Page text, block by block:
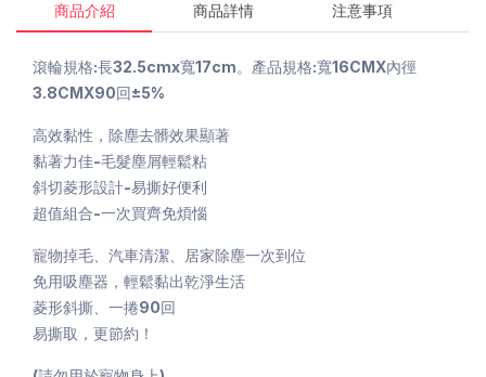
商品介紹 商品詳情 注意事項
滾輪規格:長32.5cmx寬17cm。產品規格:寬16CMX內徑
3.8CMX90回±5%
高效黏性，除塵去髒效果顯著
黏著力佳-毛髮塵屑輕鬆粘
斜切菱形設計-易撕好便利
超值組合-一次買齊免煩惱
寵物掉毛、汽車清潔、居家除塵一次到位
免用吸塵器，輕鬆黏出乾淨生活
菱形斜撕、一捲90回
易撕取，更節約！